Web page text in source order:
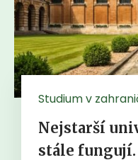
Studium v
Nejstarší
stále fungují.